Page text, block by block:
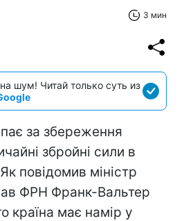
3 мин
шум! Читай только суть из
за збереження
збройні сили в
повідомив міністр
ФРН Франк-Вальтер
країна має намір у